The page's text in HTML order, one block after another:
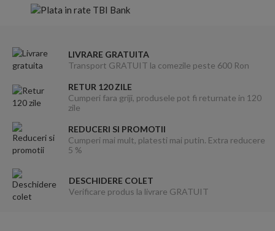
LIVRARE GRATUITA
Transport GRATUIT la comezile peste 600 Ron
RETUR 120 ZILE
Cumperi fara griji, produsele pot fi returnate in 120
zile
REDUCERI SI PROMOTII
Cumperi mai mult, platesti mai putin. Extra reducere
5 %
DESCHIDERE COLET
Verificare produs la livrare GRATUIT